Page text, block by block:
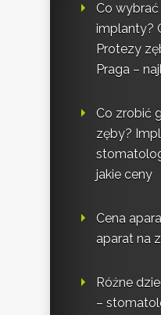
Co
implanty?
Protezy
Praga –
Co zrobić
zęby?
jakie ceny
Cena
aparat na
Różne
–